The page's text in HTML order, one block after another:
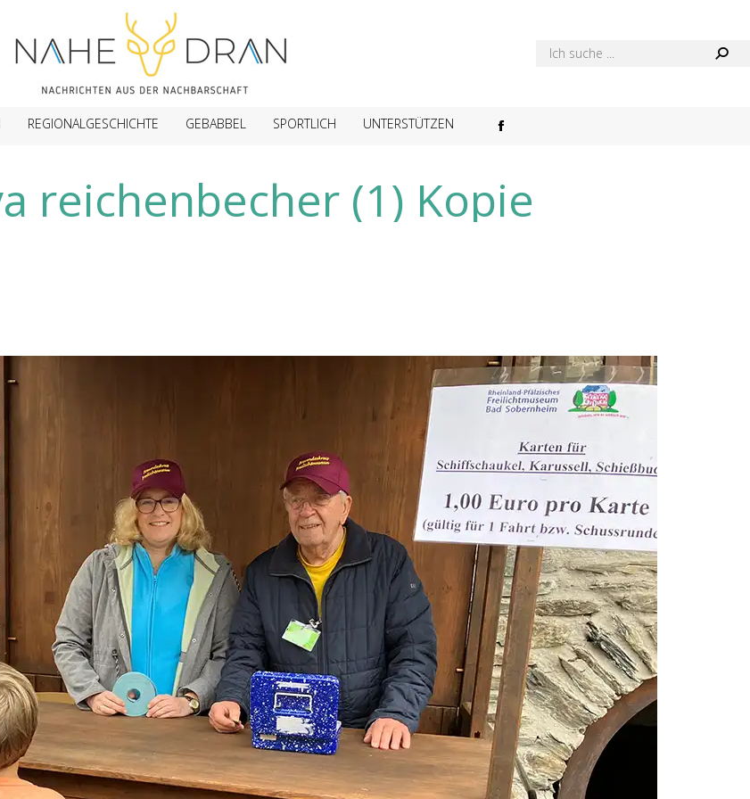
REGIONALGESCHICHTE GEBABBEL SPORTLICH UNTERSTÜTZEN
Facebook
opens
in
reichenbecher (1) Kopie